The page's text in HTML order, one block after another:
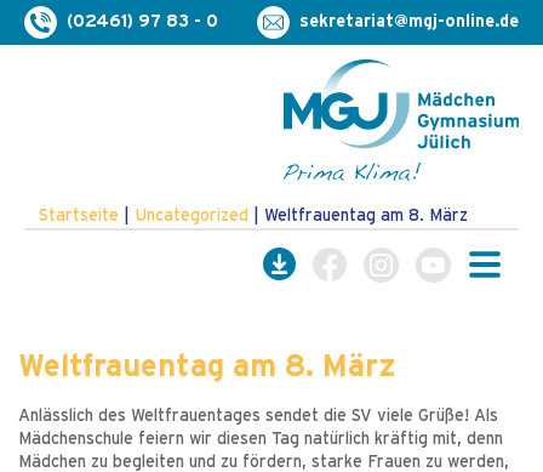
(02461) 97 83 - 0 sekretariat@mgj-online.de
Startseite Uncategorized Weltfrauentag am 8. März
Weltfrauentag am 8. März
Anlässlich des Weltfrauentages sendet die SV viele Grüße! Als
Mädchenschule feiern wir diesen Tag natürlich kräftig mit, denn
Mädchen zu begleiten und zu fördern, starke Frauen zu werden,